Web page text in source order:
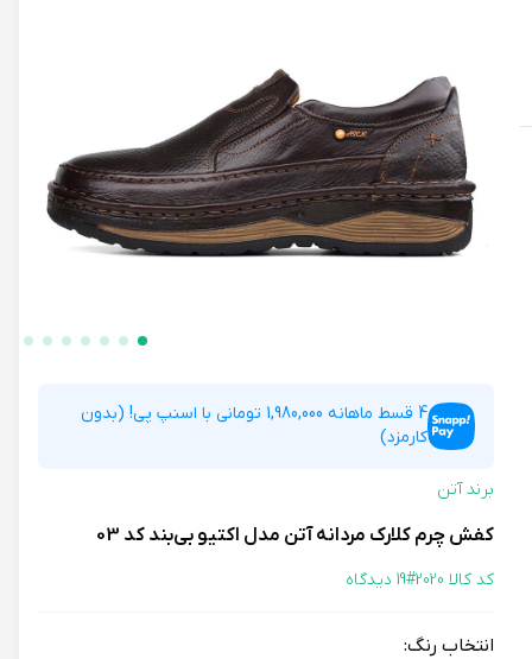
4 قسط ماهانه 1,980,000 تومانی با اسنپ پی! (بدون
کارمزد)
برند آتن
کفش چرم کلارک مردانه آتن مدل اکتیو بی‌بند کد 03
کد کالا 2020# 19 دیدگاه
انتخاب رنگ: